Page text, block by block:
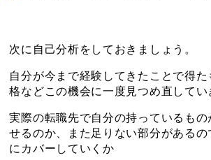
次に自己分析をしておきましょう。
自分が今まで経験してきたことで得
格などこの機会に一度見つめ直してい
実際の転職先で自分の持っているも
せるのか、また足りない部分があるの
にカバーしていくか